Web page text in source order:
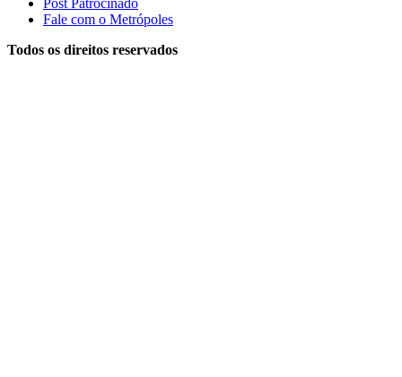
Post Patrocinado
Fale com o Metrópoles
Todos os direitos reservados